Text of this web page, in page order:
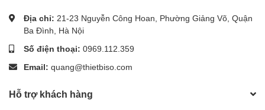
Địa chỉ: 21-23 Nguyễn Công Hoan, Phường Giảng Võ, Quận
Ba Đình, Hà Nội
Số điện thoại: 0969.112.359
Email: quang@thietbiso.com
Hỗ trợ khách hàng